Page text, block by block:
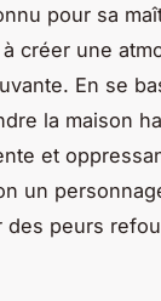
pour sa
à créer une
En se
la maison
et
un
des peurs